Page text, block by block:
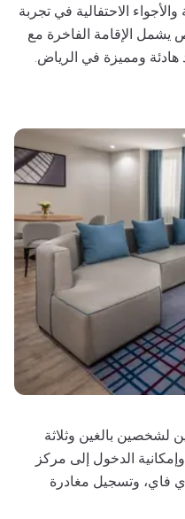
الاحتفالية في تجربة
يشمل الإقامة الفاخرة مع
هادئة ومميزة في الرياض.
لشخصين بالغين وثلاثة
الدخول إلى مركز
فاي، وتسجيل مغادرة